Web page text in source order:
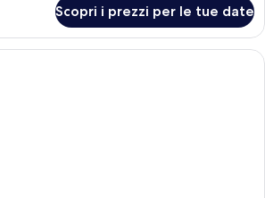
Scopri i prezzi per le tue date
Camera d'albergo con un letto